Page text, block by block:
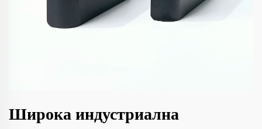
Широка индустриална